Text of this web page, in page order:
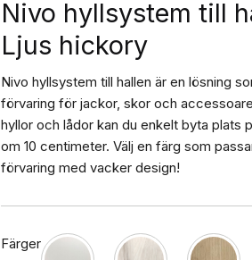
Nivo hyllsystem till
Ljus hickory
Nivo hyllsystem till hallen är en lösning
förvaring för jackor, skor och
hyllor och lådor kan du enkelt byta plats
om 10 centimeter. Välj en färg som
förvaring med vacker design!
Färger